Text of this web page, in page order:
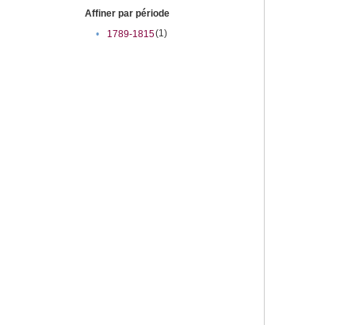
Affiner par période
•
1789-1815(1)